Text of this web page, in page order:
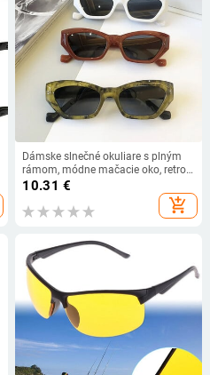
Dámske slnečné okuliare s plným
rámom, módne mačacie oko, retro
dizajn, pouličné okuliare, ochranné
10.31 €
add_shopping_cart